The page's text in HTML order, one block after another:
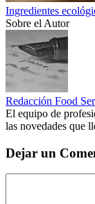
Ingredientes
Sobre el Autor
Redacción Food
El equipo de
las novedades que
Dejar un